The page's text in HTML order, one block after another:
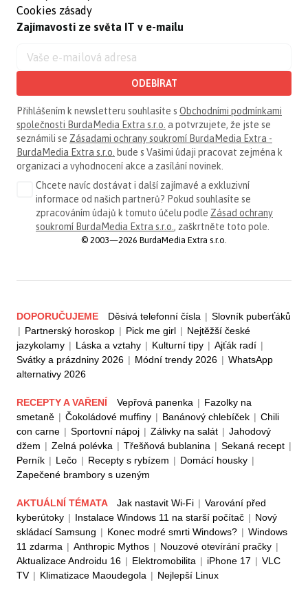
Cookies zásady
Zajímavosti ze světa IT v e-mailu
ODEBÍRAT
Přihlášením k newsletteru souhlasíte s Obchodními podmínkami
společnosti BurdaMedia Extra s.r.o. a potvrzujete, že jste se
seznámili se Zásadami ochrany soukromí BurdaMedia Extra -
BurdaMedia Extra s.r.o. bude s Vašimi údaji pracovat zejména k
organizaci a vyhodnocení akce a zasílání novinek.
Chcete navíc dostávat i další zajímavé a exkluzivní
informace od našich partnerů? Pokud souhlasíte se
zpracováním údajů k tomuto účelu podle Zásad ochrany
soukromí BurdaMedia Extra s.r.o. , zaškrtněte toto pole.
© 2003—2026 BurdaMedia Extra s.r.o.
DOPORUČUJEME Děsivá telefonní čísla | Slovník puberťáků
| Partnerský horoskop | Pick me girl | Nejtěžší české
jazykolamy | Láska a vztahy | Kulturní tipy | Ajťák radí |
Svátky a prázdniny 2026 | Módní trendy 2026 | WhatsApp
alternativy 2026
RECEPTY A VAŘENÍ Vepřová panenka | Fazolky na
smetaně | Čokoládové muffiny | Banánový chlebíček | Chili
con carne | Sportovní nápoj | Zálivky na salát | Jahodový
džem | Zelná polévka | Třešňová bublanina | Sekaná recept |
Perník | Lečo | Recepty s rybízem | Domácí housky |
Zapečené brambory s uzeným
AKTUÁLNÍ TÉMATA Jak nastavit Wi-Fi | Varování před
kyberútoky | Instalace Windows 11 na starší počítač | Nový
skládací Samsung | Konec modré smrti Windows? | Windows
11 zdarma | Anthropic Mythos | Nouzové otevírání pračky |
Aktualizace Androidu 16 | Elektromobilita | iPhone 17 | VLC
TV | Klimatizace Maoudegola | Nejlepší Linux